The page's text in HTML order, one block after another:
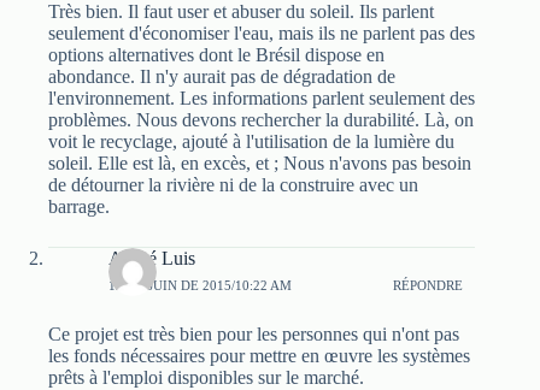
Très bien. Il faut user et abuser du soleil. Ils parlent
seulement d'économiser l'eau, mais ils ne parlent pas des
options alternatives dont le Brésil dispose en
abondance. Il n'y aurait pas de dégradation de
l'environnement. Les informations parlent seulement des
problèmes. Nous devons rechercher la durabilité. Là, on
voit le recyclage, ajouté à l'utilisation de la lumière du
soleil. Elle est là, en excès, et ; Nous n'avons pas besoin
de détourner la rivière ni de la construire avec un
barrage.
André Luis
12 DE JUIN DE 2015/10:22 AM RÉPONDRE
Ce projet est très bien pour les personnes qui n'ont pas
les fonds nécessaires pour mettre en œuvre les systèmes
prêts à l'emploi disponibles sur le marché.